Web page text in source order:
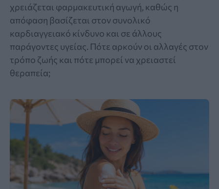
χρειάζεται φαρμακευτική αγωγή, καθώς η
απόφαση βασίζεται στον συνολικό
καρδιαγγειακό κίνδυνο και σε άλλους
παράγοντες υγείας. Πότε αρκούν οι αλλαγές στον
τρόπο ζωής και πότε μπορεί να χρειαστεί
θεραπεία;